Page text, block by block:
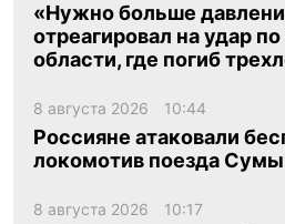
«Нужно больше
отреагировал на удар
области, где погиб
8 августа 2026 10:44
Россияне атаковали
локомотив поезда
8 августа 2026 10:17